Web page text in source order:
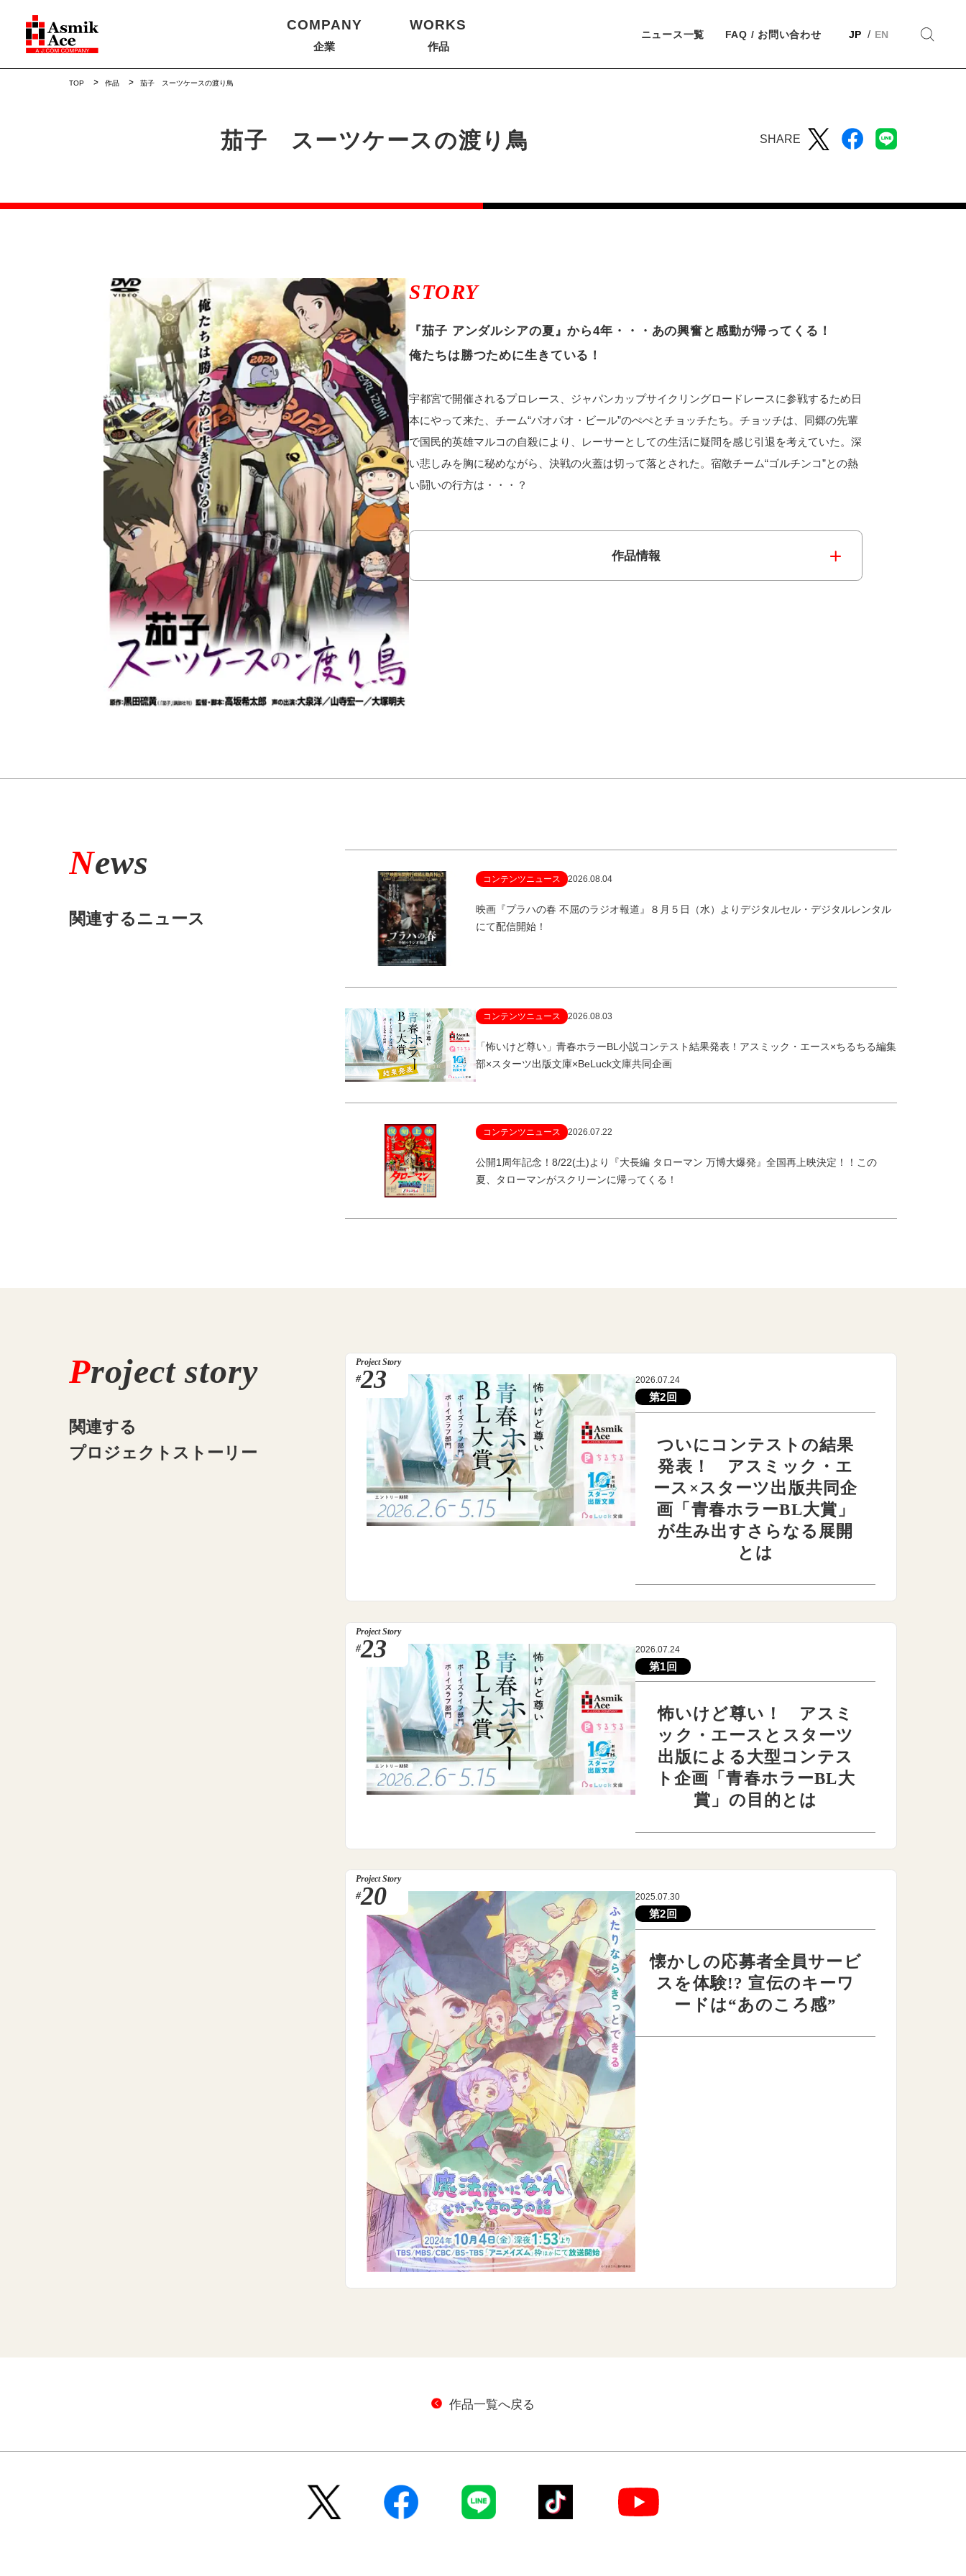
COMPANY
企業
WORKS
作品
ニュース一覧 FAQ / お問い合わせ JP EN
TOP 作品 茄子 スーツケースの渡り鳥
茄子 スーツケースの渡り鳥 SHARE
STORY
『茄子 アンダルシアの夏』から4年・・・あの興奮と感動が帰ってくる！
俺たちは勝つために生きている！
宇都宮で開催されるプロレース、ジャパンカップサイクリングロードレースに参戦するため日
本にやって来た、チーム“パオパオ・ビール”のぺぺとチョッチたち。チョッチは、同郷の先輩
で国民的英雄マルコの自殺により、レーサーとしての生活に疑問を感じ引退を考えていた。深
い悲しみを胸に秘めながら、決戦の火蓋は切って落とされた。宿敵チーム“ゴルチンコ”との熱
い闘いの行方は・・・？
作品情報
News
関連するニュース
コンテンツニュース 2026.08.04
映画『プラハの春 不屈のラジオ報道』８月５日（水）よりデジタルセル・デジタルレンタル
にて配信開始！
コンテンツニュース 2026.08.03
「怖いけど尊い」青春ホラーBL小説コンテスト結果発表！アスミック・エース×ちるちる編集
部×スターツ出版文庫×BeLuck文庫共同企画
コンテンツニュース 2026.07.22
公開1周年記念！8/22(土)より『大長編 タローマン 万博大爆発』全国再上映決定！！この
夏、タローマンがスクリーンに帰ってくる！
Project story
関連する
プロジェクトストーリー
Project Story
#23 2026.07.24
第2回
ついにコンテストの結果
発表！ アスミック・エ
ース×スターツ出版共同企
画「青春ホラーBL大賞」
が生み出すさらなる展開
とは
Project Story
#23 2026.07.24
第1回
怖いけど尊い！ アスミ
ック・エースとスターツ
出版による大型コンテス
ト企画「青春ホラーBL大
賞」の目的とは
Project Story
#20 2025.07.30
第2回
懐かしの応募者全員サービ
スを体験!? 宣伝のキーワ
ードは“あのころ感”
作品一覧へ戻る